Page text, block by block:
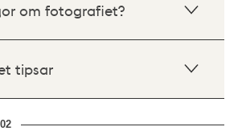
om fotografiet?
tipsar